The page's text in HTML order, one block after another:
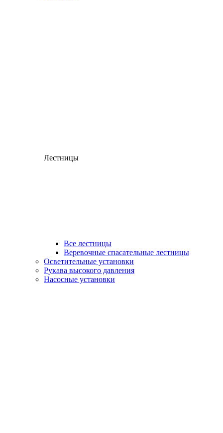
Лестницы
Все лестницы
Веревочные спасательные лестницы
Осветительные установки
Рукава высокого давления
Насосные установки